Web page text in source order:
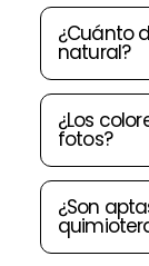
¿Cuánto
natural?
¿Los
fotos?
¿Son